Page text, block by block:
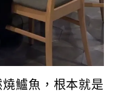
鱸魚，根本就是